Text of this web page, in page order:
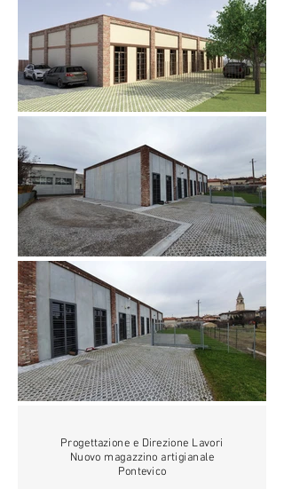
Progettazione e Direzione Lavori
Nuovo magazzino artigianale
Pontevico